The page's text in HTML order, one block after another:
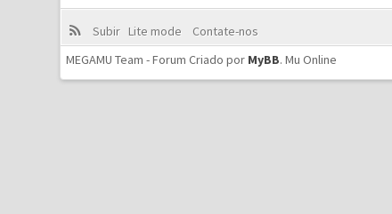
Subir Lite mode
Contate-nos
MEGAMU Team - Forum Criado por MyBB.Mu Online